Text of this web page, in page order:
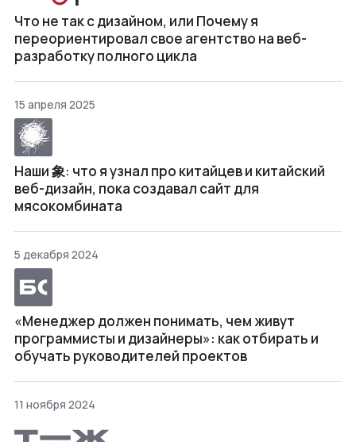
Что не так с дизайном, или Почему я
переориентировал свое агентство на веб-
разработку полного цикла
15 апреля 2025
Наши 象: что я узнал про китайцев и китайский
веб-дизайн, пока создавал сайт для
мясокомбината
5 декабря 2024
«Менеджер должен понимать, чем живут
программисты и дизайнеры»: как отбирать и
обучать руководителей проектов
11 ноября 2024